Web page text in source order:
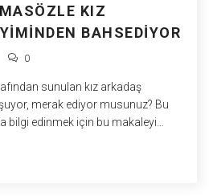
KIZ
BAHSEDIYOR
0
sunulan kız arkadaş
merak ediyor musunuz? Bu
bilgi edinmek için bu makaleyi
detaylı bir şekilde ele alıyorum.